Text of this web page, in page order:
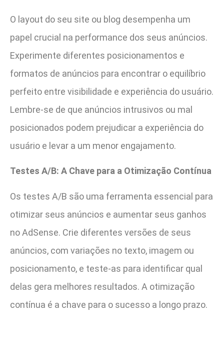
O layout do seu site ou blog desempenha um
papel crucial na performance dos seus anúncios.
Experimente diferentes posicionamentos e
formatos de anúncios para encontrar o equilíbrio
perfeito entre visibilidade e experiência do usuário.
Lembre-se de que anúncios intrusivos ou mal
posicionados podem prejudicar a experiência do
usuário e levar a um menor engajamento.
Testes A/B: A Chave para a Otimização Contínua
Os testes A/B são uma ferramenta essencial para
otimizar seus anúncios e aumentar seus ganhos
no AdSense. Crie diferentes versões de seus
anúncios, com variações no texto, imagem ou
posicionamento, e teste-as para identificar qual
delas gera melhores resultados. A otimização
contínua é a chave para o sucesso a longo prazo.